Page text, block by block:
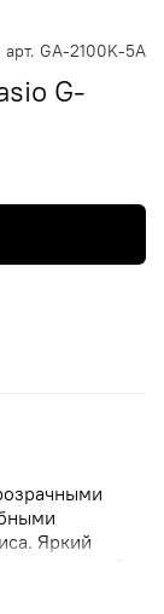
арт. GA-2100K-5A
G-
Яркий